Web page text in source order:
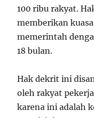
100 ribu rakyat.
memberikan
memerintah
18 bulan.
Hak dekrit ini
oleh rakyat
karena ini adalah